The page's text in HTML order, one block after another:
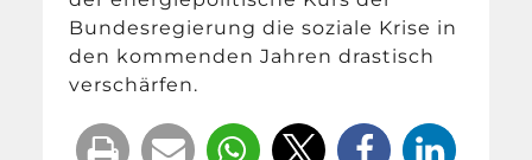
Bundesregierung die soziale Krise in
den kommenden Jahren drastisch
verschärfen.